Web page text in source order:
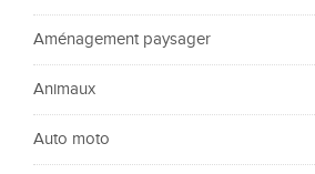
Aménagement paysager
Animaux
Auto moto